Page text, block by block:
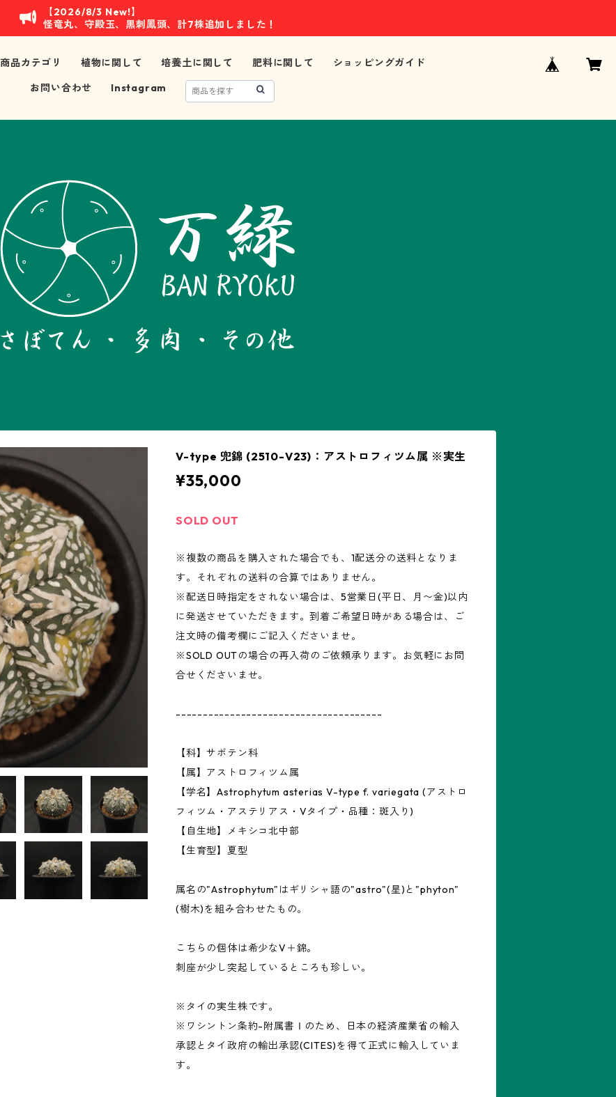
【2026/8/3 New!】
怪竜丸、守殿玉、黒刺鳳頭、計7株追加しました！
商品カテゴリ 植物に関して 培養土に関して 肥料に関して
ショッピングガイド
お問い合わせ
Instagram
V-type 兜錦 (2510-V23)：アストロフィツム属 ※実生
¥35,000
SOLD OUT
※複数の商品を購入された場合でも、1配送分の送料となりま
す。それぞれの送料の合算ではありません。
※配送日時指定をされない場合は、5営業日(平日、月〜金)以内
に発送させていただきます。到着ご希望日時がある場合は、ご
注文時の備考欄にご記入くださいませ。
※SOLD OUTの場合の再入荷のご依頼承ります。お気軽にお問
合せくださいませ。
--------------------------------------
【科】サボテン科
【属】アストロフィツム属
【学名】Astrophytum asterias V-type f. variegata (アストロ
フィツム・アステリアス・Vタイプ・品種：斑入り)
【自生地】メキシコ北中部
【生育型】夏型
属名の"Astrophytum"はギリシャ語の"astro"(星)と"phyton"
(樹木)を組み合わせたもの。
こちらの個体は希少なV＋錦。
刺座が少し突起しているところも珍しい。
※タイの実生株です。
※ワシントン条約-附属書Ⅰのため、日本の経済産業省の輸入
承認とタイ政府の輸出承認(CITES)を得て正式に輸入していま
す。